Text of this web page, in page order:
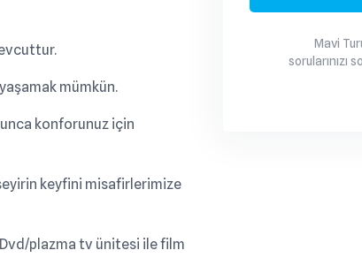
mümkün.
konforunuz için
keyfini misafirlerimize
plazma tv ünitesi ile film
Mavi
sorularınızı